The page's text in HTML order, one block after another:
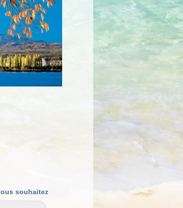
souhaitez